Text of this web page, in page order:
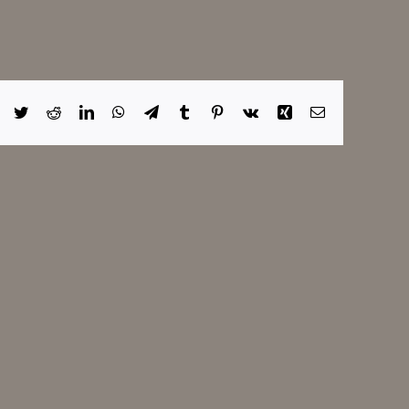
Facebook
TwitterRedditLinkedInWhatsApp
TelegramTumblr Pinterest
Vk Xing Correo